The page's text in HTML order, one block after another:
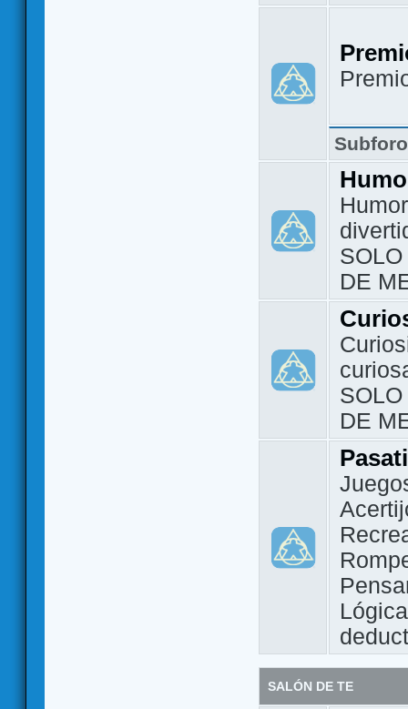
DE
DE
Lógica
SALÓN DE TE